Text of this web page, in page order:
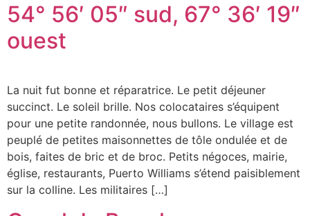
54° 56′ 05″ sud, 67° 36′ 19″
ouest
La nuit fut bonne et réparatrice. Le petit déjeuner
succinct. Le soleil brille. Nos colocataires s’équipent
pour une petite randonnée, nous bullons. Le village est
peuplé de petites maisonnettes de tôle ondulée et de
bois, faites de bric et de broc. Petits négoces, mairie,
église, restaurants, Puerto Williams s’étend paisiblement
sur la colline. Les militaires […]